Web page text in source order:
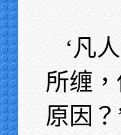
‘凡
所缠
原因？